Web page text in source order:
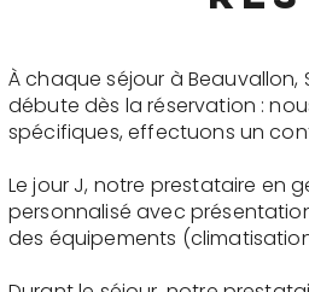
À chaque séjour à
débute dès la réservation :
spécifiques, effectuons un
Le jour J, notre prestataire en
personnalisé avec
des équipements